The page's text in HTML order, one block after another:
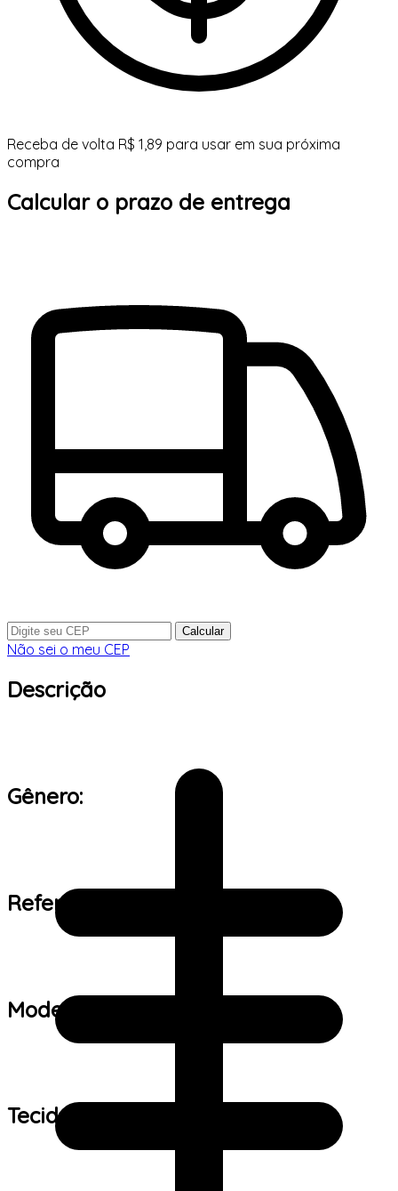
Receba de volta R$ 1,89 para usar em sua próxima
compra
Calcular o prazo de entrega
Calcular
Não sei o meu CEP
Descrição
Gênero:
Referência de tamanho:
Modelo:
Tecido: